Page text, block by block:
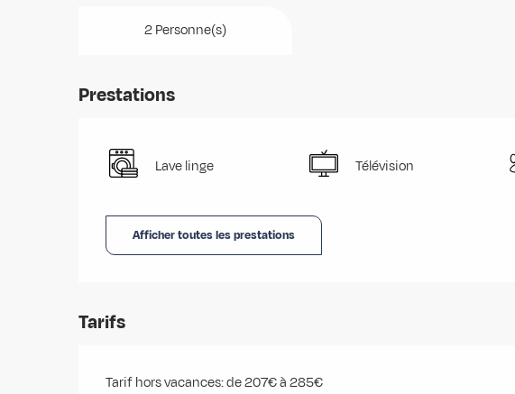
2 Personne(s)
Prestations
Lave linge Télévision
Afficher toutes les prestations
Tarifs
Tarif hors vacances: de 207€ à 285€